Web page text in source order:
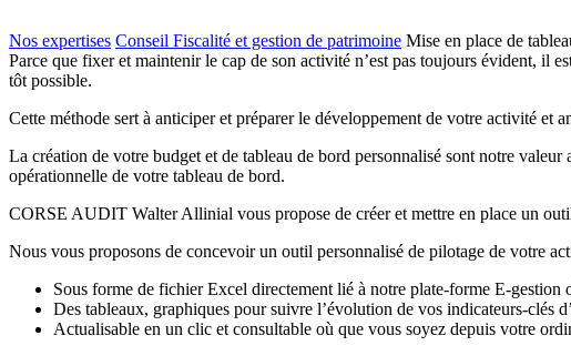
Nos expertises Conseil Fiscalité et gestion de patrimoine Mise en place de
Parce que fixer et maintenir le cap de son activité n’est pas toujours évident, il
tôt possible.
Cette méthode sert à anticiper et préparer le développement de votre activité
La création de votre budget et de tableau de bord personnalisé sont notre
opérationnelle de votre tableau de bord.
CORSE AUDIT Walter Allinial vous propose de créer et mettre en place un
Nous vous proposons de concevoir un outil personnalisé de pilotage de votre
Sous forme de fichier Excel directement lié à notre plate-forme E-gestion
Des tableaux, graphiques pour suivre l’évolution de vos indicateurs-clés
Actualisable en un clic et consultable où que vous soyez depuis votre